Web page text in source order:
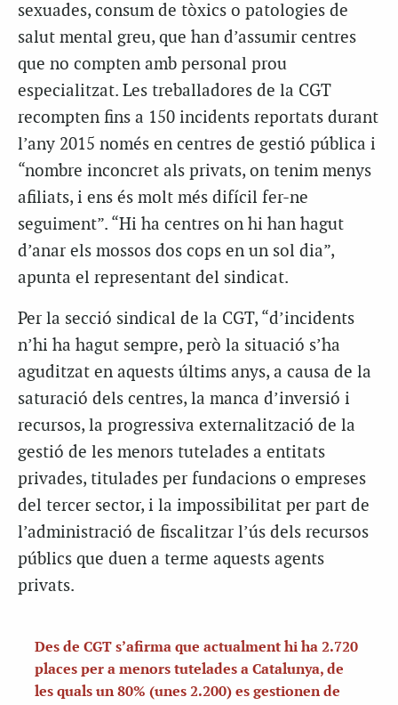
sexuades, consum de tòxics o patologies de
salut mental greu, que han d’assumir centres
que no compten amb personal prou
especialitzat. Les treballadores de la CGT
recompten fins a 150 incidents reportats durant
l’any 2015 només en centres de gestió pública i
“nombre inconcret als privats, on tenim menys
afiliats, i ens és molt més difícil fer-ne
seguiment”. “Hi ha centres on hi han hagut
d’anar els mossos dos cops en un sol dia”,
apunta el representant del sindicat.
Per la secció sindical de la CGT, “d’incidents
n’hi ha hagut sempre, però la situació s’ha
aguditzat en aquests últims anys, a causa de la
saturació dels centres, la manca d’inversió i
recursos, la progressiva externalització de la
gestió de les menors tutelades a entitats
privades, titulades per fundacions o empreses
del tercer sector, i la impossibilitat per part de
l’administració de fiscalitzar l’ús dels recursos
públics que duen a terme aquests agents
privats.
Des de CGT s’afirma que actualment hi ha 2.720
places per a menors tutelades a Catalunya, de
les quals un 80% (unes 2.200) es gestionen de